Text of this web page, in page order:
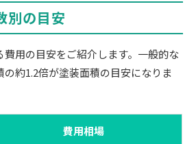
別の目安
費用の目安をご紹介します。一般的な
約1.2倍が塗装面積の目安になりま
費用相場